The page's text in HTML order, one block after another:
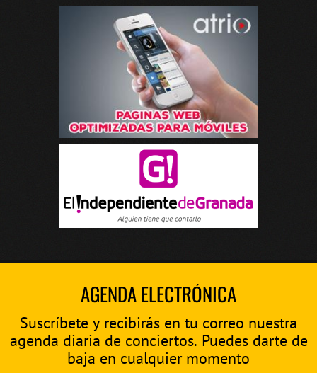
AGENDA ELECTRÓNICA
Suscríbete y recibirás en tu correo nuestra
agenda diaria de conciertos. Puedes darte de
baja en cualquier momento